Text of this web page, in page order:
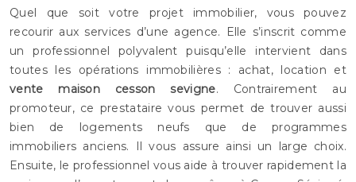
Quel que soit votre projet immobilier, vous pouvez
recourir aux services d’une agence. Elle s’inscrit comme
un professionnel polyvalent puisqu’elle intervient dans
toutes les opérations immobilières : achat, location et
vente maison cesson sevigne. Contrairement au
promoteur, ce prestataire vous permet de trouver aussi
bien de logements neufs que de programmes
immobiliers anciens. Il vous assure ainsi un large choix.
Ensuite, le professionnel vous aide à trouver rapidement la